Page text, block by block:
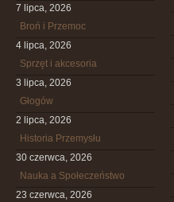
7 lipca, 2026
Broń i Przemoc
4 lipca, 2026
Sprzęt i akcesoria
3 lipca, 2026
Głogów
2 lipca, 2026
Historia Przemysłu
30 czerwca, 2026
Nauka a Społeczeństwo
23 czerwca, 2026